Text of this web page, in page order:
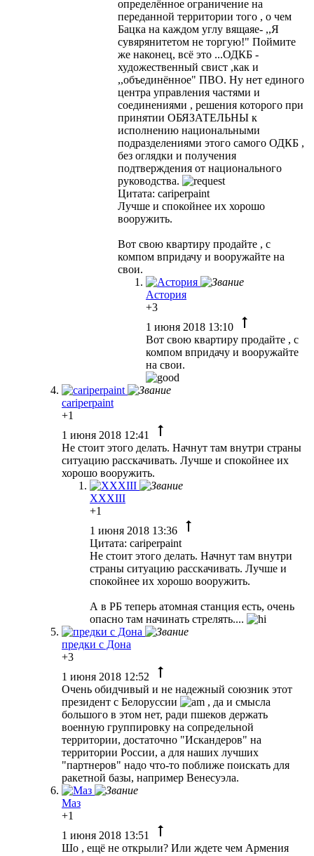
определённое ограничение на
переданной территории того , о чем
Бацка на каждом углу вящаяе- ,,Я
сувярянитетом не торгую!" Поймите
же наконец, всё это ...ОДКБ -
художественный свист ,как и
,,объединённое" ПВО. Ну нет единого
центра управления частями и
соединениями , решения которого при
принятии ОБЯЗАТЕЛЬНЫ к
исполнению национальными
подразделениями этого самого ОДКБ ,
без оглядки и получения
подтверждения от национального
руководства.
Цитата: cariperpaint
Лучше и спокойнее их хорошо
вооружить.
Вот свою квартиру продайте , с
компом впридачу и вооружайте на
свои.
Астория
+3
1 июня 2018 13:10
Вот свою квартиру продайте , с
компом впридачу и вооружайте
на свои.
cariperpaint
+1
1 июня 2018 12:41
Не стоит этого делать. Начнут там внутри страны
ситуацию расскачивать. Лучше и спокойнее их
хорошо вооружить.
XXXIII
+1
1 июня 2018 13:36
Цитата: cariperpaint
Не стоит этого делать. Начнут там внутри
страны ситуацию расскачивать. Лучше и
спокойнее их хорошо вооружить.
А в РБ теперь атомная станция есть, очень
опасно там начинать стрелять....
предки с Дона
+3
1 июня 2018 12:52
Очень обидчивый и не надежный союзник этот
президент с Белоруссии
, да и смысла
большого в этом нет, ради пшеков держать
военную группировку на сопредельной
территории, достаточно "Искандеров" на
территории России, а для наших лучших
"партнеров" надо что-то поближе поискать для
ракетной базы, например Венесуэла.
Маз
+1
1 июня 2018 13:51
Шо , ещё не открыли? Или ждете чем Армения